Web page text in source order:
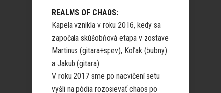
REALMS OF CHAOS:
Kapela vznikla v roku 2016, kedy sa
započala skúšobňová etapa v zostave
Martinus (gitara+spev), Koľak (bubny)
a Jakub.(gitara)
V roku 2017 sme po nacvičení setu
vyšli na pódia rozosievať chaos po